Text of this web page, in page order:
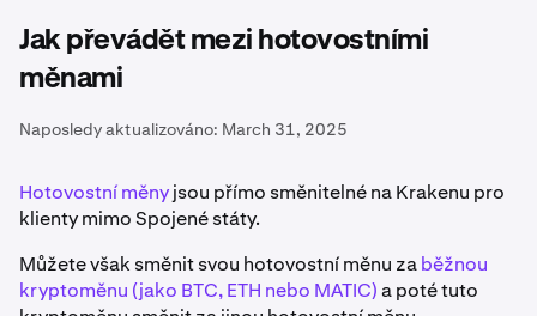
Jak převádět mezi hotovostními
měnami
Naposledy aktualizováno: March 31, 2025
Hotovostní měnyjsou přímo směnitelné na Krakenu pro
klienty mimo Spojené státy.
Můžete však směnit svou hotovostní měnu zaběžnou
kryptoměnu (jako BTC, ETH nebo MATIC)a poté tuto